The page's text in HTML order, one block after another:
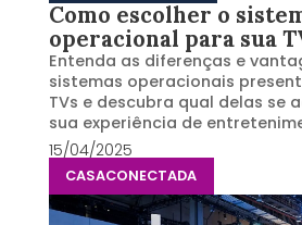
Como escolher o
operacional para sua
Entenda as diferenças e
sistemas operacionais
TVs e descubra qual delas se
sua experiência de
15/04/2025
CASACONECTADA